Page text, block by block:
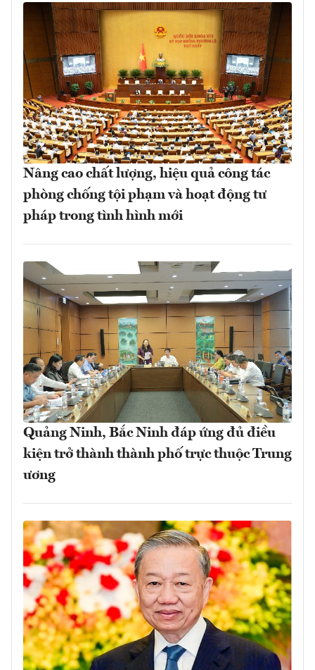
Nâng cao chất lượng, hiệu quả công tác
phòng chống tội phạm và hoạt động tư
pháp trong tình hình mới
Quảng Ninh, Bắc Ninh đáp ứng đủ điều
kiện trở thành thành phố trực thuộc Trung
ương